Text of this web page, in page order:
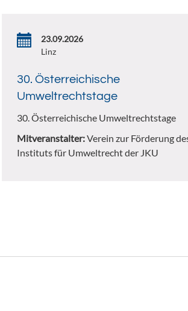
23.09.2026
Linz
30. Österreichische
Umweltrechtstage
30. Österreichische Umweltrechtstage
Mitveranstalter:Verein zur Förderung
Instituts für Umweltrecht der JKU